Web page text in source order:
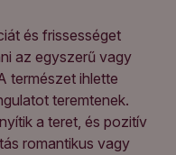
és frissességet
az egyszerű vagy
természet ihlette
teremtenek.
a teret, és pozitív
romantikus vagy